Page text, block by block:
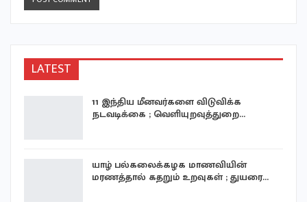
LATEST
11 இந்திய மீனவர்களை விடுவிக்க
நடவடிக்கை ; வெளியுறவுத்துறை…
யாழ் பல்கலைக்கழக மாணவியின்
மரணத்தால் கதறும் உறவுகள் ; துயரை…